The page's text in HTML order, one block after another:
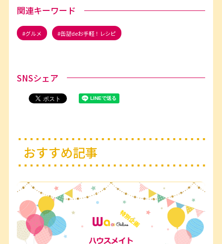
関連キーワード
グルメ 缶詰deお手軽！レシピ
SNSシェア
おすすめ記事